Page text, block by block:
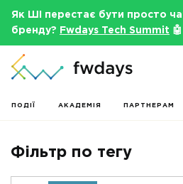
Як ШІ перестає бути просто
бренду?
Fwdays Tech Summit 🤖
ПОДІЇ АКАДЕМІЯ ПАРТНЕРАМ
Фільтр по тегу